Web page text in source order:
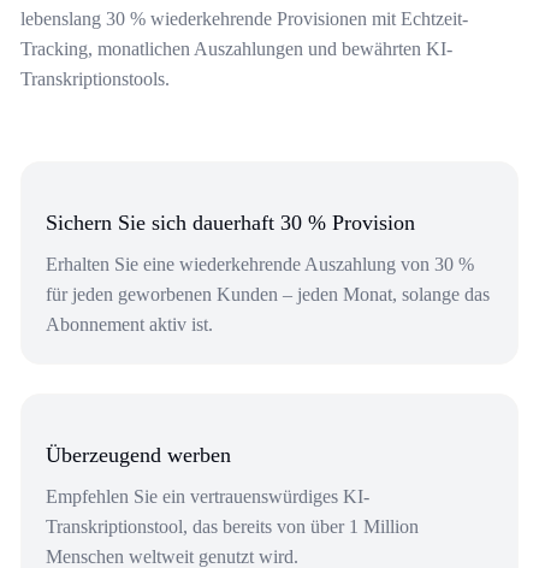
lebenslang 30 % wiederkehrende Provisionen mit Echtzeit-
Tracking, monatlichen Auszahlungen und bewährten KI-
Transkriptionstools.
Sichern Sie sich dauerhaft 30 % Provision
Erhalten Sie eine wiederkehrende Auszahlung von 30 %
für jeden geworbenen Kunden – jeden Monat, solange das
Abonnement aktiv ist.
Überzeugend werben
Empfehlen Sie ein vertrauenswürdiges KI-
Transkriptionstool, das bereits von über 1 Million
Menschen weltweit genutzt wird.